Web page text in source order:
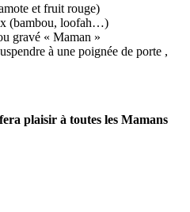
et fruit rouge)
(bambou, loofah…)
gravé « Maman »
à une poignée de porte ,
plaisir à toutes les Mamans